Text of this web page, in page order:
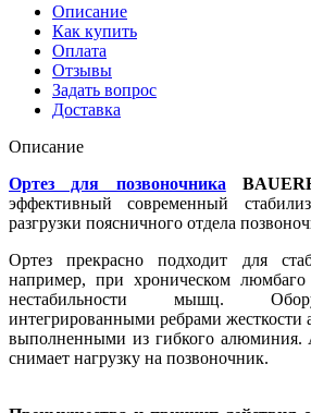
Описание
Как купить
Оплата
Отзывы
Задать вопрос
Доставка
Описание
Ортез для позвоночника
эффективный современный
разгрузки поясничного отдела
Ортез прекрасно подходит для
например, при хроническом
нестабильности мышц.
интегрированными ребрами жесткости
выполненными из гибкого
снимает нагрузку на позвоночник.